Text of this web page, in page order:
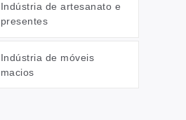
Indústria de artesanato e
presentes
Indústria de móveis
macios